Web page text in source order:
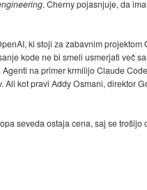
. Cherny pojasnjuje, da
ki stoji za zabavnim
kode ne bi smeli usmerjati več
na primer krmilijo Claude
Ali kot pravi Addy Osmani, direktor
seveda ostaja cena, saj se